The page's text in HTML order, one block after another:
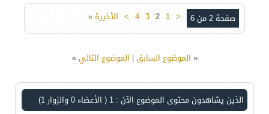
صفحة 2 من 6 <
1
2
3
4
> الأخيرة»
« الموضوع السابق| الموضوع التالي»
الذين يشاهدون محتوى الموضوع الآن : 1 ( الأعضاء 0 والزوار 1)